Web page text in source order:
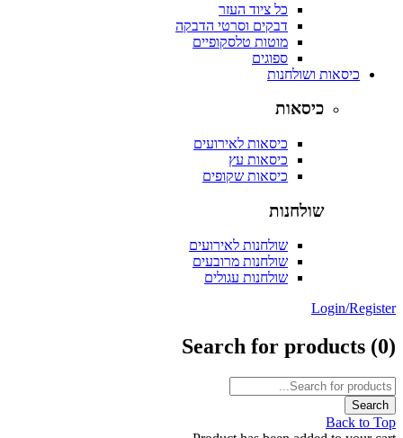
כל ציוד העזר
דבקים וסרטי הדבקה
מוטות טלסקופיים
ספוגים
כיסאות ושולחנות
כיסאות
כיסאות לאירועים
כיסאות עץ
כיסאות שקופים
שולחנות
שולחנות לאירועים
שולחנות מרובעים
שולחנות עגולים
Login/
Search for
Back